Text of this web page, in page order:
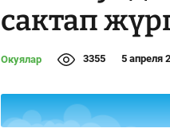
сактап
Окуялар 3355 5 апреля